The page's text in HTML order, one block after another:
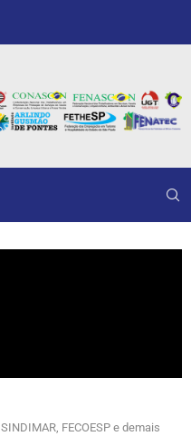
SINDIMAR, FECOESP e demais